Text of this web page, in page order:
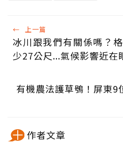
← 上一篇
冰川跟我們有關係嗎？
少27公尺...氣候影響近在
有機農法護草鴞！屏東9
作者文章